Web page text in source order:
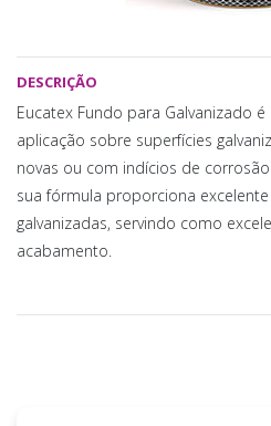
DESCRIÇÃO
Eucatex Fundo para Galvanizado
aplicação sobre superfícies
novas ou com indícios de
sua fórmula proporciona
galvanizadas, servindo como
acabamento.